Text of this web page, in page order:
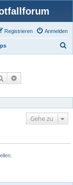
Anmelden
Registrieren
Suche
Gehe zu